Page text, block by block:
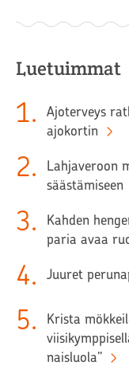
Luetuimmat
1.
Ajoterveys
ajokortin
2.
Lahjaveroon
säästämiseen
3.
Kahden
paria avaa
4. Juuret
5.
Krista
naisluola”